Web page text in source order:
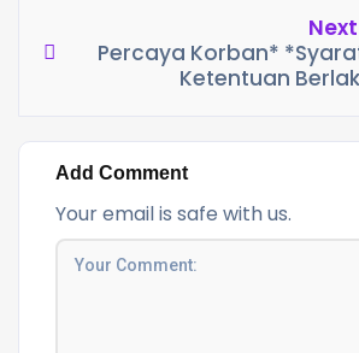
Percaya Korban*
Ketentuan
Add Comment
Your email is safe with us.